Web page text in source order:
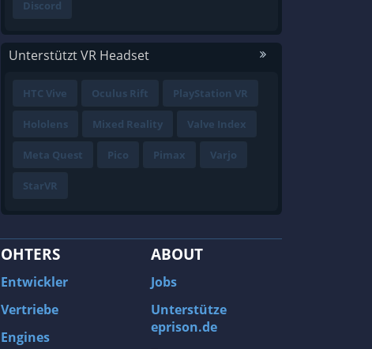
Discord
Unterstützt VR Headset
HTC Vive Oculus Rift PlayStation VR
Hololens Mixed Reality Valve Index
Meta Quest Pico Pimax Varjo
StarVR
OHTERS
Entwickler
Vertriebe
Engines
ABOUT
Jobs
Unterstütze
eprison.de